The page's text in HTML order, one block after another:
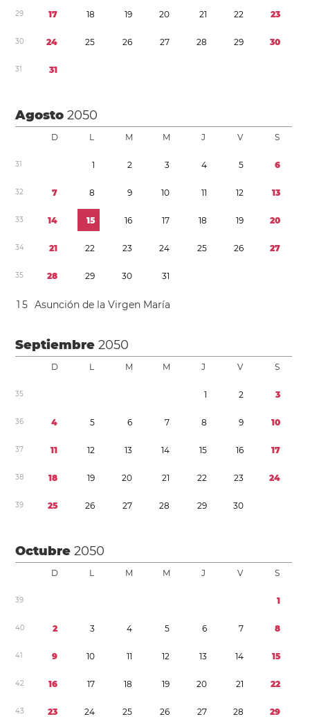
29 17 18 19 20 21 22 23
30 24 25 26 27 28 29 30
31 31
Agosto2050
D L M M J V S
31 1 2 3 4 5 6
32 7 8 9 10 11 12 13
33 14 15 16 17 18 19 20
34 21 22 23 24 25 26 27
35 28 29 30 31
1 5 Asunción de la Virgen María
Septiembre2050
D L M M J V S
35 1 2 3
36 4 5 6 7 8 9 10
37 11 12 13 14 15 16 17
38 18 19 20 21 22 23 24
39 25 26 27 28 29 30
Octubre2050
D L M M J V S
39 1
40 2 3 4 5 6 7 8
41 9 10 11 12 13 14 15
42 16 17 18 19 20 21 22
43 23 24 25 26 27 28 29